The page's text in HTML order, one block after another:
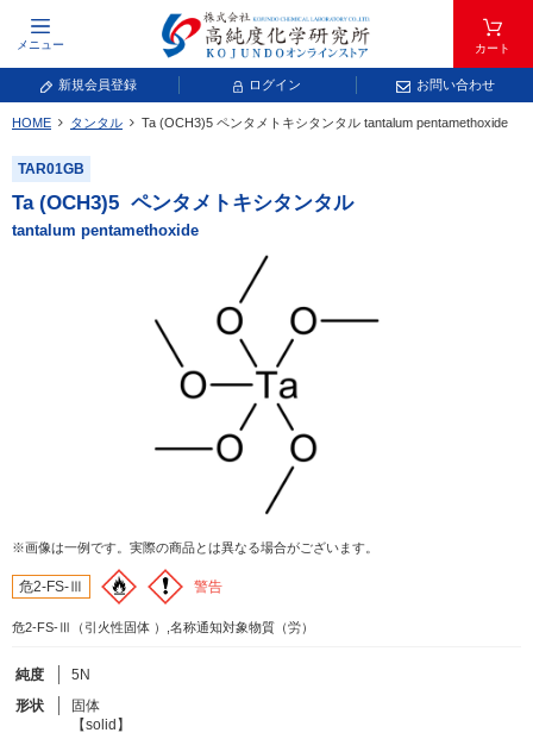
メニュー カート
新規会員登録 ログイン お問い合わせ
元素記号で検索する
元素周期表をタップすると、拡大表示されます。拡大した表から元素記号をタップ
し、一覧へ移動してください。
青色が取り扱い対象元素です。
常温常圧で気体であり、弊社では取り扱いしておりません。
放射性元素または人工元素であり、弊社では取り扱いしておりません。
フリーワードで検索
カタログコードで検索
化学式で検索
和名・英名で検索
HOME タンタル Ta (OCH3)5 ペンタメトキシタンタル tantalum pentamethoxide
TAR01GB
Ta (OCH3)5 ペンタメトキシタンタル
tantalum pentamethoxide
※画像は一例です。実際の商品とは異なる場合がございます。
危2-FS-Ⅲ 警告
危2-FS-Ⅲ（引火性固体 ）,名称通知対象物質（労）
純度
5N
形状
固体
【solid】